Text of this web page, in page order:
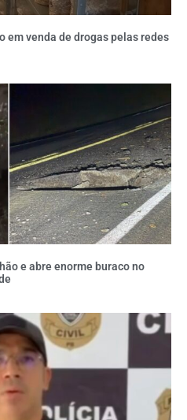
em venda de drogas pelas redes
e abre enorme buraco no